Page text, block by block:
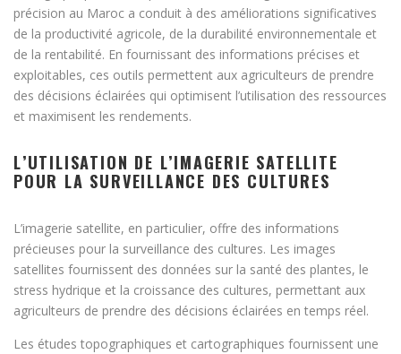
précision au Maroc a conduit à des améliorations significatives
de la productivité agricole, de la durabilité environnementale et
de la rentabilité. En fournissant des informations précises et
exploitables, ces outils permettent aux agriculteurs de prendre
des décisions éclairées qui optimisent l’utilisation des ressources
et maximisent les rendements.
L’UTILISATION DE L’IMAGERIE SATELLITE
POUR LA SURVEILLANCE DES CULTURES
L’imagerie satellite, en particulier, offre des informations
précieuses pour la surveillance des cultures. Les images
satellites fournissent des données sur la santé des plantes, le
stress hydrique et la croissance des cultures, permettant aux
agriculteurs de prendre des décisions éclairées en temps réel.
Les études topographiques et cartographiques fournissent une